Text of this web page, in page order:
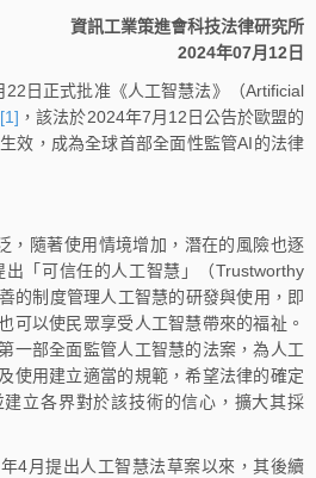
資訊工業策進會科技法律研究所
2024年07月12日
日正式批准《人工智慧法》（Artificial
[1] ，該法於2024年7月12日公告於歐盟的
效，成為全球首部全面性監管AI的法律
，隨著使用情境增加，潛在的風險也逐
「可信任的人工智慧」（Trustworthy
的制度管理人工智慧的研發與使用，即
可以使民眾享受人工智慧帶來的福祉。
一部全面監管人工智慧的法案，為人工
使用建立適當的規範，希望法律的確定
立各界對於該技術的信心，擴大其採
4月提出人工智慧法草案以來，其後續